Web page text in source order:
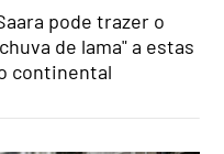
pode trazer o
de lama" a estas
continental